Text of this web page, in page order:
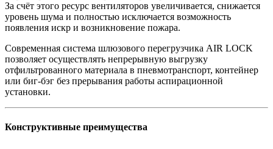
За счёт этого ресурс вентиляторов увеличивается, снижается
уровень шума и полностью исключается возможность
появления искр и возникновение пожара.
Современная система шлюзового перегрузчика AIR LOCK
позволяет осуществлять непрерывную выгрузку
отфильтрованного материала в пневмотранспорт, контейнер
или биг-бэг без прерывания работы аспирационной
установки.
Конструктивные преимущества